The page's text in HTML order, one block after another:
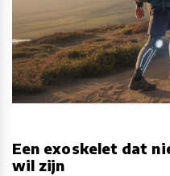
Een exoskelet dat
wil zijn